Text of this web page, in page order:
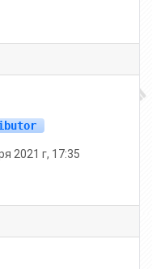
Nastuxa
2021 г, 17:35